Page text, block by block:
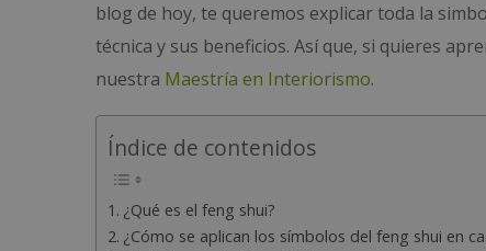
blog de hoy, te queremos explicar toda la
técnica y sus beneficios. Así que, si quieres
nuestra Maestría en Interiorismo.
Índice de contenidos
¿Qué es el feng shui?
¿Cómo se aplican los símbolos del feng shui en